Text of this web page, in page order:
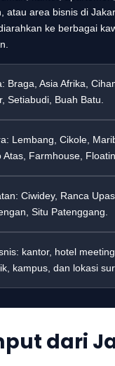
atau area bisnis di
ke berbagai
Braga, Asia Afrika,
Setiabudi, Buah Batu.
Lembang, Cikole,
Atas, Farmhouse,
Ciwidey, Ranca
Situ Patenggang.
kantor, hotel
kampus, dan lokasi
dari